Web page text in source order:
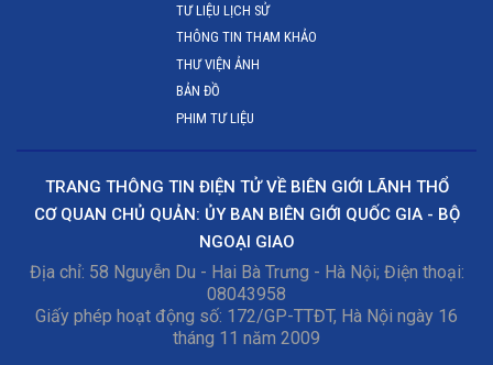
TƯ LIỆU LỊCH SỬ
THÔNG TIN THAM KHẢO
THƯ VIỆN ẢNH
BẢN ĐỒ
PHIM TƯ LIỆU
TRANG THÔNG TIN ĐIỆN TỬ VỀ BIÊN GIỚI LÃNH THỔ
CƠ QUAN CHỦ QUẢN: ỦY BAN BIÊN GIỚI QUỐC GIA - BỘ
NGOẠI GIAO
Địa chỉ: 58 Nguyễn Du - Hai Bà Trưng - Hà Nội; Điện thoại:
08043958
Giấy phép hoạt động số: 172/GP-TTĐT, Hà Nội ngày 16
tháng 11 năm 2009